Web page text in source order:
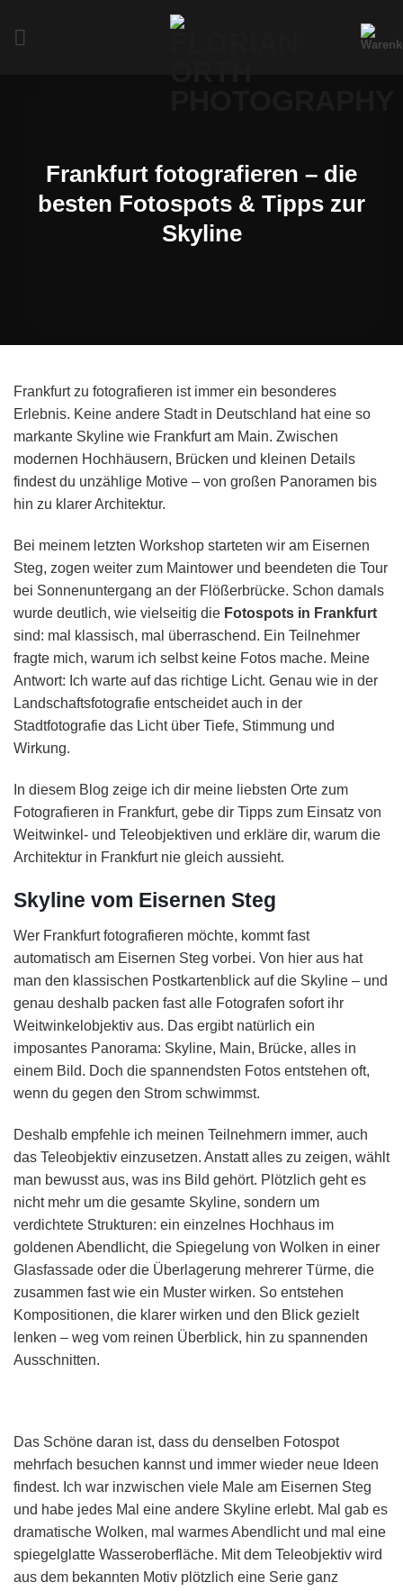
Inhalt
Frankfurt fotografieren – die
besten Fotospots & Tipps zur
Skyline
Frankfurt zu fotografieren ist immer ein besonderes
Erlebnis. Keine andere Stadt in Deutschland hat eine so
markante Skyline wie Frankfurt am Main. Zwischen
modernen Hochhäusern, Brücken und kleinen Details
findest du unzählige Motive – von großen Panoramen bis
hin zu klarer Architektur.
Bei meinem letzten Workshop starteten wir am Eisernen
Steg, zogen weiter zum Maintower und beendeten die Tour
bei Sonnenuntergang an der Flößerbrücke. Schon damals
wurde deutlich, wie vielseitig die Fotospots in Frankfurt
sind: mal klassisch, mal überraschend. Ein Teilnehmer
fragte mich, warum ich selbst keine Fotos mache. Meine
Antwort: Ich warte auf das richtige Licht. Genau wie in der
Landschaftsfotografie entscheidet auch in der
Stadtfotografie das Licht über Tiefe, Stimmung und
Wirkung.
In diesem Blog zeige ich dir meine liebsten Orte zum
Fotografieren in Frankfurt, gebe dir Tipps zum Einsatz von
Weitwinkel- und Teleobjektiven und erkläre dir, warum die
Architektur in Frankfurt nie gleich aussieht.
Skyline vom Eisernen Steg
Wer Frankfurt fotografieren möchte, kommt fast
automatisch am Eisernen Steg vorbei. Von hier aus hat
man den klassischen Postkartenblick auf die Skyline – und
genau deshalb packen fast alle Fotografen sofort ihr
Weitwinkelobjektiv aus. Das ergibt natürlich ein
imposantes Panorama: Skyline, Main, Brücke, alles in
einem Bild. Doch die spannendsten Fotos entstehen oft,
wenn du gegen den Strom schwimmst.
Deshalb empfehle ich meinen Teilnehmern immer, auch
das Teleobjektiv einzusetzen. Anstatt alles zu zeigen, wählt
man bewusst aus, was ins Bild gehört. Plötzlich geht es
nicht mehr um die gesamte Skyline, sondern um
verdichtete Strukturen: ein einzelnes Hochhaus im
goldenen Abendlicht, die Spiegelung von Wolken in einer
Glasfassade oder die Überlagerung mehrerer Türme, die
zusammen fast wie ein Muster wirken. So entstehen
Kompositionen, die klarer wirken und den Blick gezielt
lenken – weg vom reinen Überblick, hin zu spannenden
Ausschnitten.
Das Schöne daran ist, dass du denselben Fotospot
mehrfach besuchen kannst und immer wieder neue Ideen
findest. Ich war inzwischen viele Male am Eisernen Steg
und habe jedes Mal eine andere Skyline erlebt. Mal gab es
dramatische Wolken, mal warmes Abendlicht und mal eine
spiegelglatte Wasseroberfläche. Mit dem Teleobjektiv wird
aus dem bekannten Motiv plötzlich eine Serie ganz